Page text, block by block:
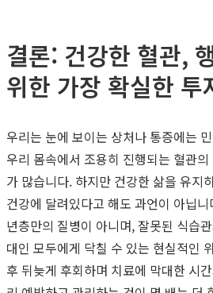
결론: 건강한 혈관,
위한 가장 확실한 투
우리는 눈에 보이는 상처나 통증에는
우리 몸속에서 조용히 진행되는 혈관
가 많습니다. 하지만 건강한 삶을 유지
건강에 달려있다고 해도 과언이 아닙
년층만의 질병이 아니며, 잘못된 식습
대인 모두에게 닥칠 수 있는 현실적인
후 뒤늦게 후회하며 치료에 막대한 시